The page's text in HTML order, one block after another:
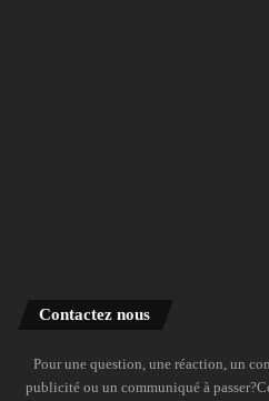
Contactez nous
Pour une question, une réaction, un
publicité ou un communiqué à